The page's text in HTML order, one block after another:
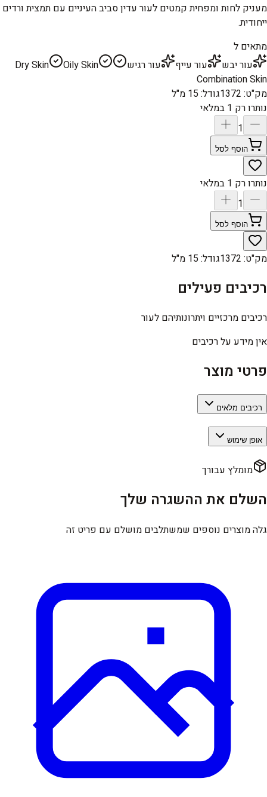
מעניק לחות ומפחית קמטים לעור עדין סביב העיניים עם תמצית ורדים
ייחודית.
מתאים ל
עור יבש
עור עייף עור רגיש Dry Skin
Oily Skin
Combination Skin
מק"ט:
1372גודל: 15 מ"ל
נותרו רק 1 במלאי
1
הוסף לסל
נותרו רק 1 במלאי
1
הוסף לסל
מק"ט:
1372גודל: 15 מ"ל
רכיבים פעילים
רכיבים מרכזיים ויתרונותיהם לעור
אין מידע על רכיבים
פרטי מוצר
רכיבים מלאים
אופן שימוש
מומלץ עבורך
השלם את ההשגרה שלך
גלה מוצרים נוספים שמשתלבים מושלם עם פריט זה